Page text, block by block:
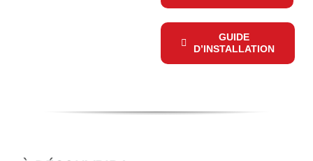
GUIDE
D’INSTALLATION